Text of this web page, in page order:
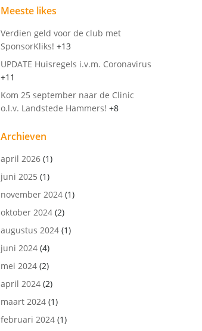
Informeer naar de mogelijkheden!
Meeste likes
Verdien geld voor de club met
SponsorKliks! +13
UPDATE Huisregels i.v.m. Coronavirus
+11
Kom 25 september naar de Clinic
o.l.v. Landstede Hammers! +8
Archieven
april 2026 (1)
juni 2025 (1)
november 2024 (1)
oktober 2024 (2)
augustus 2024 (1)
juni 2024 (4)
mei 2024 (2)
april 2024 (2)
maart 2024 (1)
februari 2024 (1)